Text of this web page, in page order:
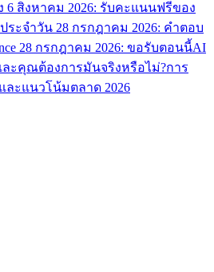
6 สิงหาคม 2026: รับคะแนนฟรีของ
ระจำวัน 28 กรกฎาคม 2026: คำตอบ
28 กรกฎาคม 2026: ขอรับตอนนี้AI
ละคุณต้องการมันจริงหรือไม่?การ
ะแนวโน้มตลาด 2026